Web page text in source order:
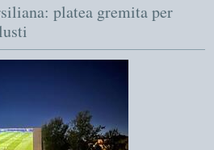
platea gremita per